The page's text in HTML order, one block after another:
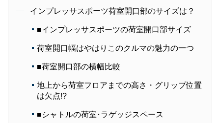
インプレッサスポーツ荷室開口部のサイズは？
■インプレッサスポーツの荷室開口部サイズ
荷室開口幅はやはりこのクルマの魅力の一つ
■荷室開口部の横幅比較
地上から荷室フロアまでの高さ・グリップ位置
は欠点!?
■シャトルの荷室･ラゲッジスペース